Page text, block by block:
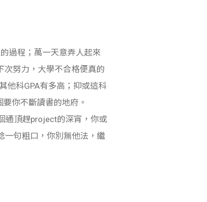
過程；萬一天意弄人起來
努力，大學不合格便真的
他科GPA有多高；抑或這科
你不斷讀書的地府。
通頂趕project的深宵，你或
一句粗口，你別無他法，繼